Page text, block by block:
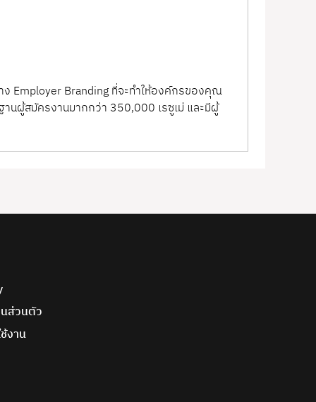
Employer Branding ที่จะทำให้องค์กรของคุณ
นผู้สมัครงานมากกว่า 350,000 เรซูเม่ และมีผู้
ส่วนตัว
งาน